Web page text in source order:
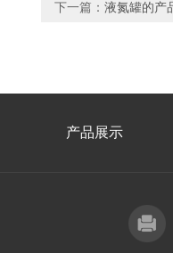
下一篇： 液氮罐的产
产品展示